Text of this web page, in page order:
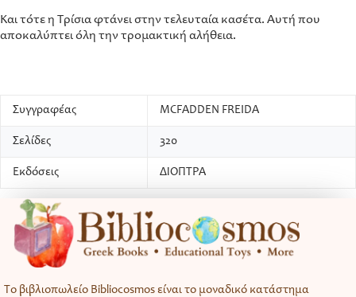
Και τότε η Τρίσια φτάνει στην τελευταία κασέτα. Αυτή που
αποκαλύπτει όλη την τρομακτική αλήθεια.
Συγγραφέας MCFADDEN FREIDA
Σελίδες 320
Εκδόσεις ΔΙΟΠΤΡΑ
Το βιβλιοπωλείο Bibliocosmos είναι το μοναδικό κατάστημα